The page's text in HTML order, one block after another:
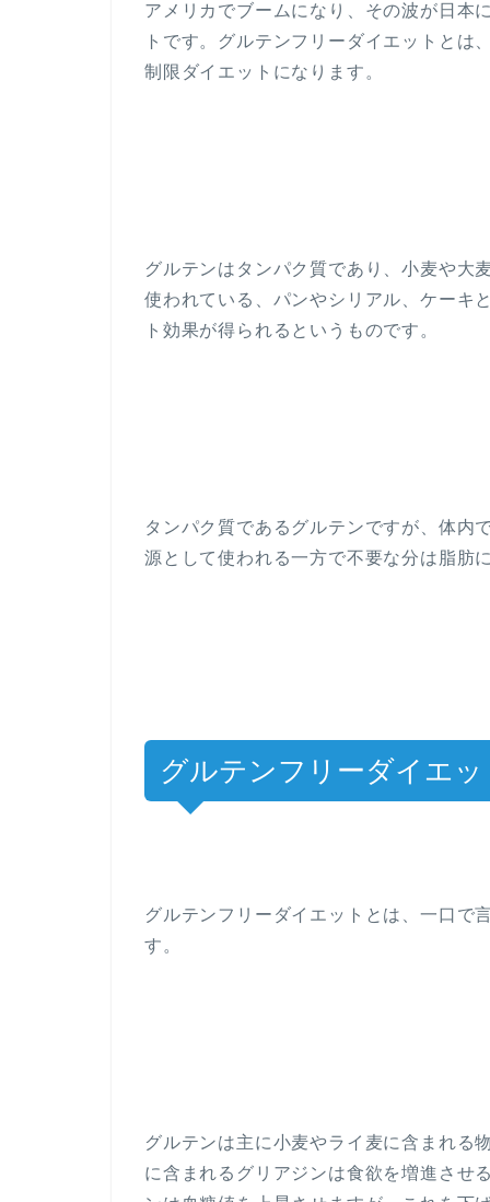
アメリカでブームになり、その波が日本
トです。グルテンフリーダイエットとは
制限ダイエットになります。
グルテンはタンパク質であり、小麦や大
使われている、パンやシリアル、ケーキ
ト効果が得られるというものです。
タンパク質であるグルテンですが、体内
源として使われる一方で不要な分は脂肪
グルテンフリーダイエ
グルテンフリーダイエットとは、一口で
す。
グルテンは主に小麦やライ麦に含まれる
に含まれるグリアジンは食欲を増進させ